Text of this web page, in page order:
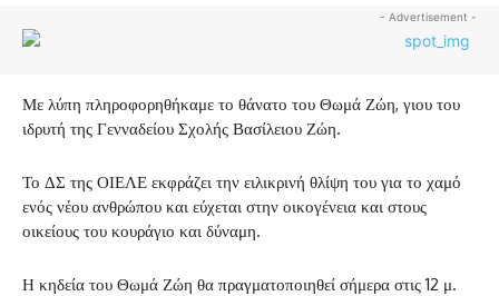
- Advertisement -
Με λύπη πληροφορηθήκαμε το θάνατο του Θωμά Ζώη, γιου του
ιδρυτή της Γενναδείου Σχολής Βασίλειου Ζώη.
Το ΔΣ της ΟΙΕΛΕ εκφράζει την ειλικρινή θλίψη του για το χαμό
ενός νέου ανθρώπου και εύχεται στην οικογένεια και στους
οικείους του κουράγιο και δύναμη.
Η κηδεία του Θωμά Ζώη θα πραγματοποιηθεί σήμερα στις 12 μ.